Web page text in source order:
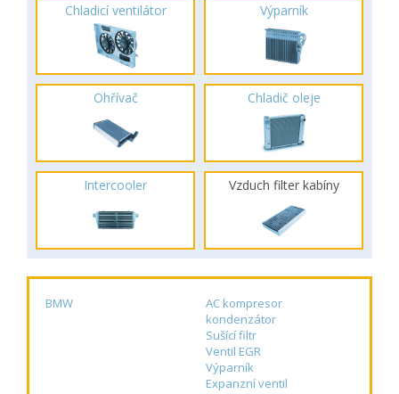
Chladicí ventilátor Výparník
Ohřívač Chladič oleje
Intercooler Vzduch filter kabíny
BMW
AC kompresor
kondenzátor
Sušící filtr
Ventil EGR
Výparník
Expanzní ventil